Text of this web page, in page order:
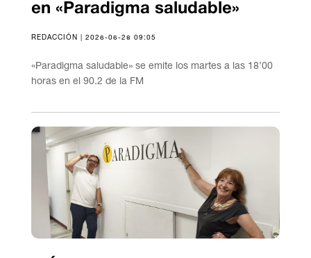
en «Paradigma saludable»
REDACCIÓN | 2026-06-28 09:05
«Paradigma saludable» se emite los martes a las 18’00
horas en el 90.2 de la FM